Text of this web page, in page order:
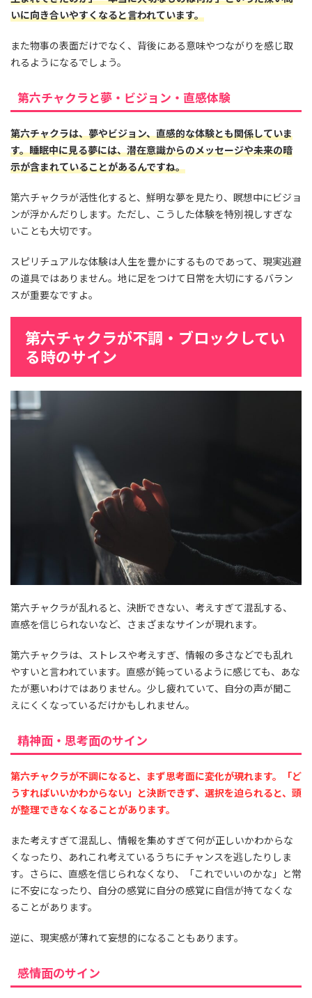
いに向き合いやすくなると言われています。
また物事の表面だけでなく、背後にある意味やつながりを感じ取
れるようになるでしょう。
第六チャクラと夢・ビジョン・直感体験
第六チャクラは、夢やビジョン、直感的な体験とも関係していま
す。睡眠中に見る夢には、潜在意識からのメッセージや未来の暗
示が含まれていることがあるんですね。
第六チャクラが活性化すると、鮮明な夢を見たり、瞑想中にビジョ
ンが浮かんだりします。ただし、こうした体験を特別視しすぎな
いことも大切です。
スピリチュアルな体験は人生を豊かにするものであって、現実逃避
の道具ではありません。地に足をつけて日常を大切にするバラン
スが重要なですよ。
第六チャクラが不調・ブロックしてい
る時のサイン
第六チャクラが乱れると、決断できない、考えすぎて混乱する、
直感を信じられないなど、さまざまなサインが現れます。
第六チャクラは、ストレスや考えすぎ、情報の多さなどでも乱れ
やすいと言われています。直感が鈍っているように感じても、あな
たが悪いわけではありません。少し疲れていて、自分の声が聞こ
えにくくなっているだけかもしれません。
精神面・思考面のサイン
第六チャクラが不調になると、まず思考面に変化が現れます。「ど
うすればいいかわからない」と決断できず、選択を迫られると、頭
が整理できなくなることがあります。
また考えすぎて混乱し、情報を集めすぎて何が正しいかわからな
くなったり、あれこれ考えているうちにチャンスを逃したりしま
す。さらに、直感を信じられなくなり、「これでいいのかな」と常
に不安になったり、自分の感覚に自分の感覚に自信が持てなくな
ることがあります。
逆に、現実感が薄れて妄想的になることもあります。
感情面のサイン